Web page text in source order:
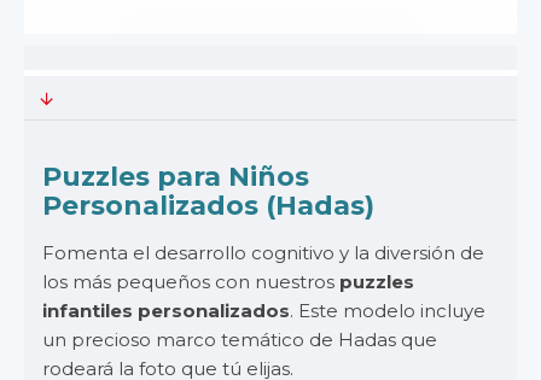
Puzzles para Niños
Personalizados (Hadas)
Fomenta el desarrollo cognitivo y la diversión de
los más pequeños con nuestros puzzles
infantiles personalizados. Este modelo incluye
un precioso marco temático de Hadas que
rodeará la foto que tú elijas.